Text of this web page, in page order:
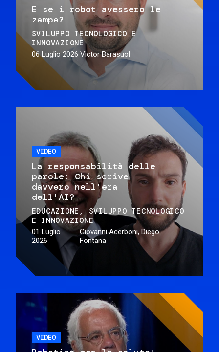
E se i robot avessero le
zampe?
SVILUPPO TECNOLOGICO E
INNOVAZIONE
06 Luglio 2026 Victor Barasuol
VIDEO
La responsabilità delle
parole: Chi scrive
davvero nell'era
dell'AI?
EDUCAZIONE
SVILUPPO TECNOLOGICO
E INNOVAZIONE
01 Luglio
2026
Giovanni Acerboni, Diego
Fontana
VIDEO